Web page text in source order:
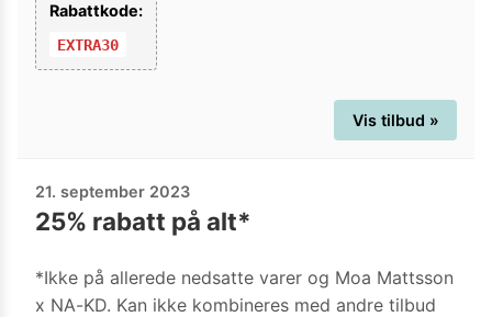
Rabattkode:
EXTRA30
Vis tilbud »
21. september 2023
25% rabatt på alt*
*Ikke på allerede nedsatte varer og Moa Mattsson
x NA-KD. Kan ikke kombineres med andre tilbud